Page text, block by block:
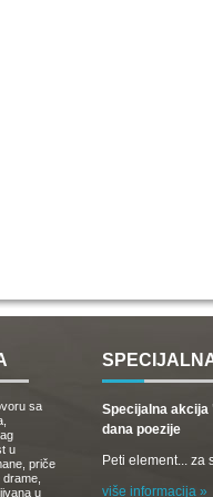
sa
u
priče
u
Specijalna
dana poezije
Peti element... za
više informacija »